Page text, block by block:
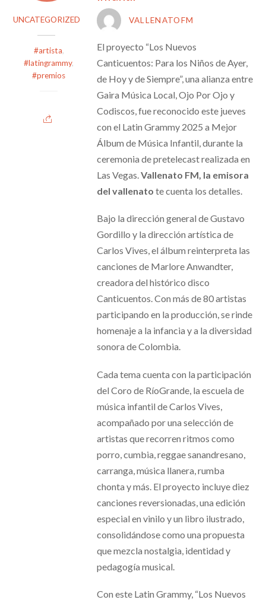
UNCATEGORIZED
#artista,
#latingrammy,
#premios
VALLENATOFM
El proyecto “Los Nuevos
Canticuentos: Para los Niños de Ayer,
de Hoy y de Siempre”, una alianza entre
Gaira Música Local, Ojo Por Ojo y
Codiscos, fue reconocido este jueves
con el Latin Grammy 2025 a Mejor
Álbum de Música Infantil, durante la
ceremonia de pretelecast realizada en
Las Vegas.Vallenato FM, la emisora
del vallenato te cuenta los detalles.
Bajo la dirección general de Gustavo
Gordillo y la dirección artística de
Carlos Vives, el álbum reinterpreta las
canciones de Marlore Anwandter,
creadora del histórico disco
Canticuentos. Con más de 80 artistas
participando en la producción, se rinde
homenaje a la infancia y a la diversidad
sonora de Colombia.
Cada tema cuenta con la participación
del Coro de RíoGrande, la escuela de
música infantil de Carlos Vives,
acompañado por una selección de
artistas que recorren ritmos como
porro, cumbia, reggae sanandresano,
carranga, música llanera, rumba
chonta y más. El proyecto incluye diez
canciones reversionadas, una edición
especial en vinilo y un libro ilustrado,
consolidándose como una propuesta
que mezcla nostalgia, identidad y
pedagogía musical.
Con este Latin Grammy, “Los Nuevos